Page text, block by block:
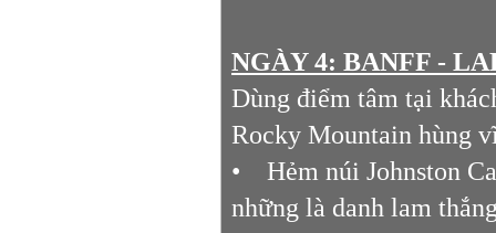
NGÀY 4: BANFF -
Dùng điểm tâm tại
Rocky Mountain hùng
• Hẻm núi Johnston
những là danh lam